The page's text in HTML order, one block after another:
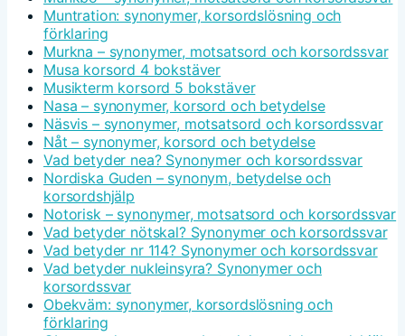
Muntration: synonymer, korsordslösning och
förklaring
Murkna – synonymer, motsatsord och korsordssvar
Musa korsord 4 bokstäver
Musikterm korsord 5 bokstäver
Nasa – synonymer, korsord och betydelse
Näsvis – synonymer, motsatsord och korsordssvar
Nåt – synonymer, korsord och betydelse
Vad betyder nea? Synonymer och korsordssvar
Nordiska Guden – synonym, betydelse och
korsordshjälp
Notorisk – synonymer, motsatsord och korsordssvar
Vad betyder nötskal? Synonymer och korsordssvar
Vad betyder nr 114? Synonymer och korsordssvar
Vad betyder nukleinsyra? Synonymer och
korsordssvar
Obekväm: synonymer, korsordslösning och
förklaring